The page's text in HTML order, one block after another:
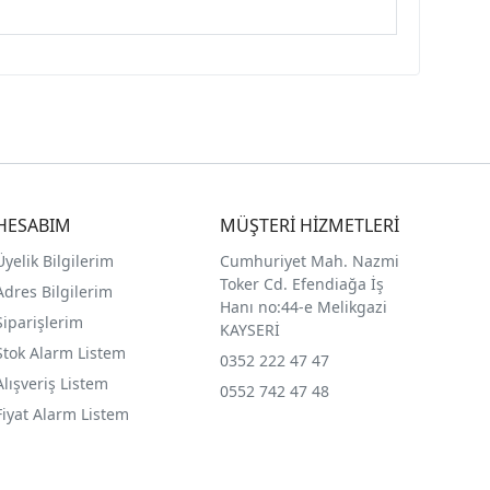
Bilgilerim
Bilgilerim
Alarm Listem
Listem
Alarm Listem
MÜŞTERİ HİZMETLERİ
Cumhuriyet Mah. Nazmi
Toker Cd. Efendiağa İş
Hanı no:44-e Melikgazi
KAYSERİ
0352 222 47 47
0552 742 47 48